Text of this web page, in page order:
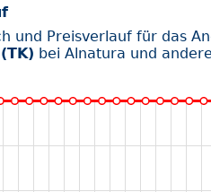
und Preisverlauf für das
bei Alnatura und